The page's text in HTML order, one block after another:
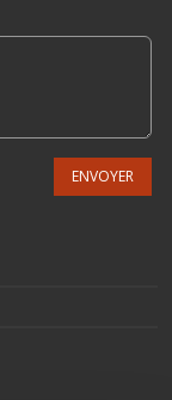
ENVOYER